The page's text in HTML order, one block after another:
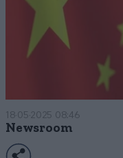
18·05·2025 08:46
Newsroom